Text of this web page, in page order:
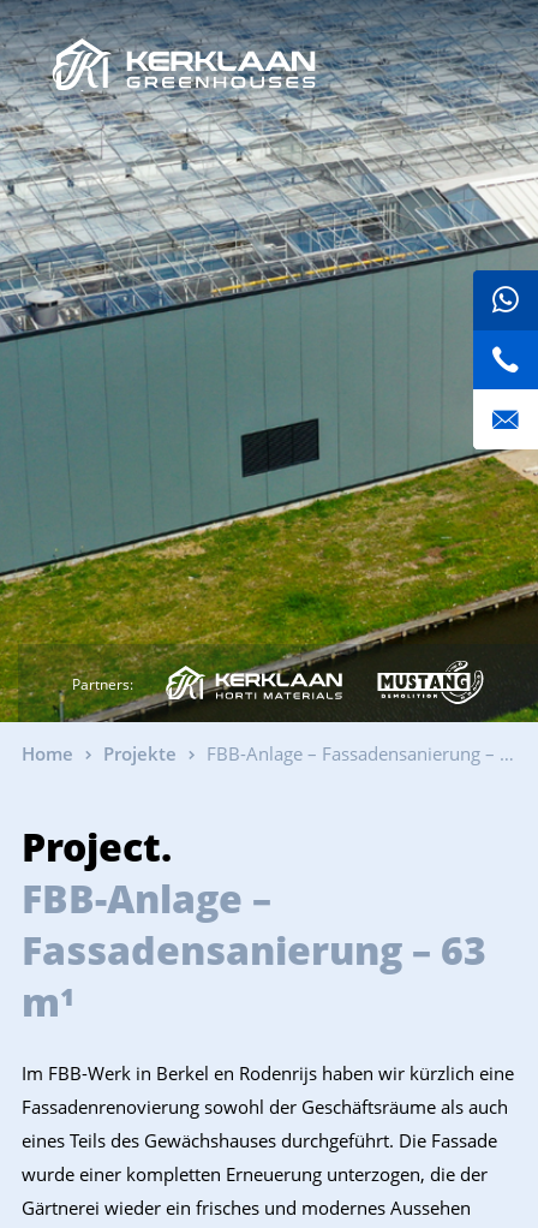
Partners:
Home Projekte FBB-Anlage – Fassadensanierung – 63 m¹
Project.
FBB-Anlage –
Fassadensanierung – 63
m¹
Im FBB-Werk in Berkel en Rodenrijs haben wir kürzlich eine
Fassadenrenovierung sowohl der Geschäftsräume als auch
eines Teils des Gewächshauses durchgeführt. Die Fassade
wurde einer kompletten Erneuerung unterzogen, die der
Gärtnerei wieder ein frisches und modernes Aussehen